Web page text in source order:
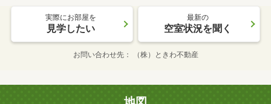
実際にお部屋を
見学したい
最新の
空室状況を聞く
お問い合わせ先 （株）ときわ不動産